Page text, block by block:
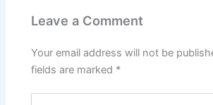
Leave a Comment
Your email address will not be
fields are marked *